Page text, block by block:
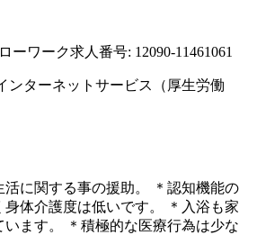
ーワーク求人番号: 12090-11461061
ンターネットサービス（厚生労働
活に関する事の援助。 ＊認知機能の
体介護度は低いです。 ＊入浴も家
ます。 ＊積極的な医療行為は少な